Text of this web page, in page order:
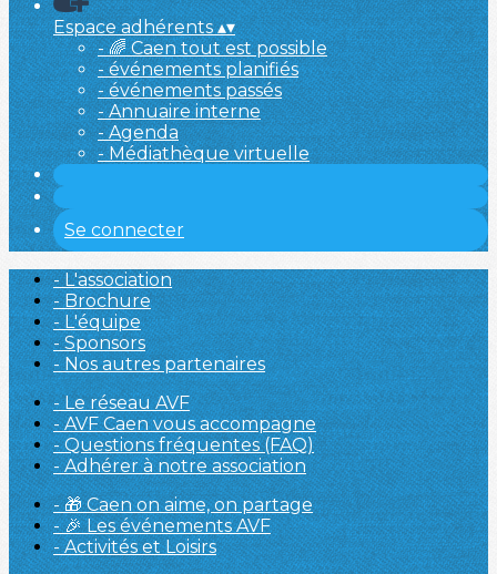
Espace adhérents▴▾
- 🌈 Caen tout est possible
- événements planifiés
- événements passés
- Annuaire interne
- Agenda
- Médiathèque virtuelle
Se connecter
- L'association
- Brochure
- L'équipe
- Sponsors
- Nos autres partenaires
- Le réseau AVF
- AVF Caen vous accompagne
- Questions fréquentes (FAQ)
- Adhérer à notre association
- 🎁 Caen on aime, on partage
- 🎉 Les événements AVF
- Activités et Loisirs